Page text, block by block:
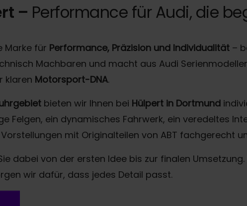
– Performance für Audi, die
Marke für Performance, Präzision und Individualität –
Machbaren und macht aus Audi
klaren Motorsport-DNA.
bieten wir Ihnen bei Hülpert in Dortmund
Felgen, ein dynamisches Fahrwerk, ein veredeltes
mit Originalteilen von ABT fachgerecht
dabei von der ersten Idee bis zur finalen
wir dafür, dass jedes Detail passt.